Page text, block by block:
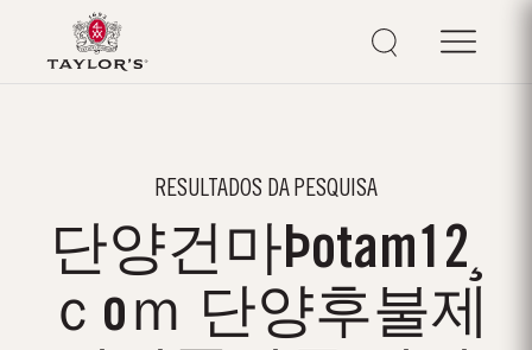
RESULTADOS DA PESQUISA
단양건마Þotam12¸
ｃoｍ 단양후불제